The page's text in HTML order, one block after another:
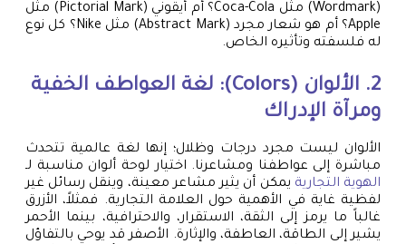
(Wordmark) مثل Coca-Cola؟ أم أيقوني (Pictorial Mark) مثل
Apple؟ أم هو شعار مجرد (Abstract Mark) مثل Nike؟ كل نوع
له فلسفته وتأثيره الخاص.
2. الألوان (Colors): لغة العواطف الخفية
ومرآة الإدراك
الألوان ليست مجرد درجات وظلال؛ إنها لغة عالمية تتحدث
مباشرة إلى عواطفنا ومشاعرنا. اختيار لوحة ألوان مناسبة لـ
الهوية التجارية يمكن أن يثير مشاعر معينة، وينقل رسائل غير
لفظية غاية في الأهمية حول العلامة التجارية. فمثلاً، الأزرق
غالباً ما يرمز إلى الثقة، الاستقرار، والاحترافية، بينما الأحمر
يشير إلى الطاقة، العاطفة، والإثارة. الأصفر قد يوحي بالتفاؤل